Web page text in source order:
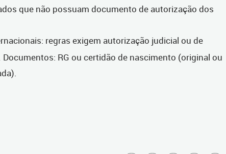
que não possuam documento de autorização dos
regras exigem autorização judicial ou de
RG ou certidão de nascimento (original ou